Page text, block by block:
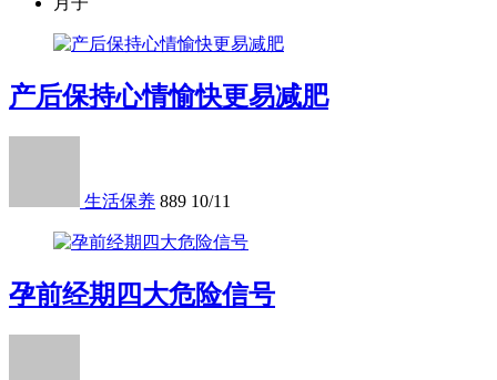
产后保持心情愉快更易减肥
生活保养 889 10/11
孕前经期四大危险信号